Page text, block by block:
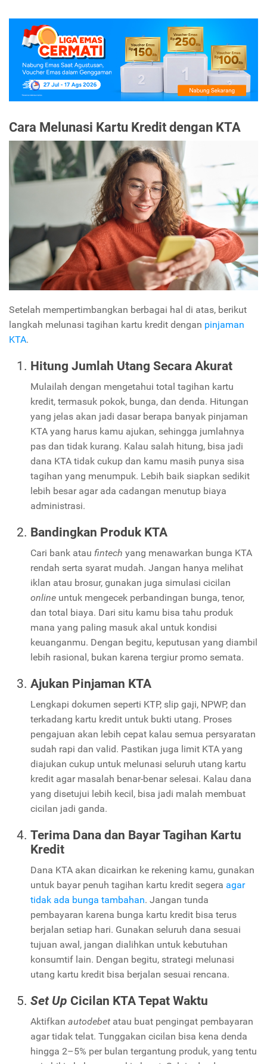
Cara Melunasi Kartu Kredit dengan KTA
Setelah mempertimbangkan berbagai hal di atas, berikut
langkah melunasi tagihan kartu kredit dengan pinjaman
KTA.
Hitung Jumlah Utang Secara Akurat
Mulailah dengan mengetahui total tagihan kartu
kredit, termasuk pokok, bunga, dan denda. Hitungan
yang jelas akan jadi dasar berapa banyak pinjaman
KTA yang harus kamu ajukan, sehingga jumlahnya
pas dan tidak kurang. Kalau salah hitung, bisa jadi
dana KTA tidak cukup dan kamu masih punya sisa
tagihan yang menumpuk. Lebih baik siapkan sedikit
lebih besar agar ada cadangan menutup biaya
administrasi.
Bandingkan Produk KTA
Cari bank atau fintech yang menawarkan bunga KTA
rendah serta syarat mudah. Jangan hanya melihat
iklan atau brosur, gunakan juga simulasi cicilan
online untuk mengecek perbandingan bunga, tenor,
dan total biaya. Dari situ kamu bisa tahu produk
mana yang paling masuk akal untuk kondisi
keuanganmu. Dengan begitu, keputusan yang diambil
lebih rasional, bukan karena tergiur promo semata.
Ajukan Pinjaman KTA
Lengkapi dokumen seperti KTP, slip gaji, NPWP, dan
terkadang kartu kredit untuk bukti utang. Proses
pengajuan akan lebih cepat kalau semua persyaratan
sudah rapi dan valid. Pastikan juga limit KTA yang
diajukan cukup untuk melunasi seluruh utang kartu
kredit agar masalah benar-benar selesai. Kalau dana
yang disetujui lebih kecil, bisa jadi malah membuat
cicilan jadi ganda.
Terima Dana dan Bayar Tagihan Kartu
Kredit
Dana KTA akan dicairkan ke rekening kamu, gunakan
untuk bayar penuh tagihan kartu kredit segera agar
tidak ada bunga tambahan. Jangan tunda
pembayaran karena bunga kartu kredit bisa terus
berjalan setiap hari. Gunakan seluruh dana sesuai
tujuan awal, jangan dialihkan untuk kebutuhan
konsumtif lain. Dengan begitu, strategi melunasi
utang kartu kredit bisa berjalan sesuai rencana.
Set Up Cicilan KTA Tepat Waktu
Aktifkan autodebet atau buat pengingat pembayaran
agar tidak telat. Tunggakan cicilan bisa kena denda
hingga 2–5% per bulan tergantung produk, yang tentu